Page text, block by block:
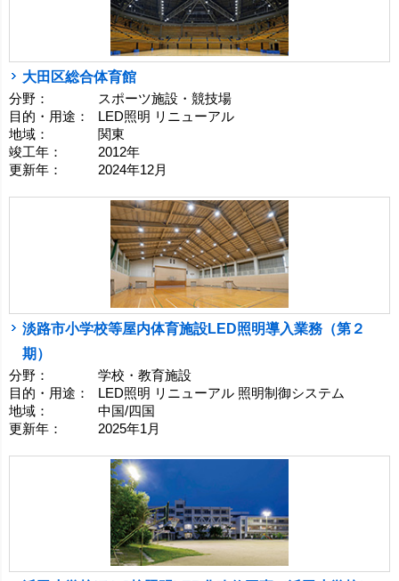
大田区総合体育館
分野：
スポーツ施設・競技場
目的・用途：
LED照明 リニューアル
地域：
関東
竣工年：
2012年
更新年：
2024年12月
淡路市小学校等屋内体育施設LED照明導入業務（第２
期）
分野：
学校・教育施設
目的・用途：
LED照明 リニューアル 照明制御システム
地域：
中国/四国
更新年：
2025年1月